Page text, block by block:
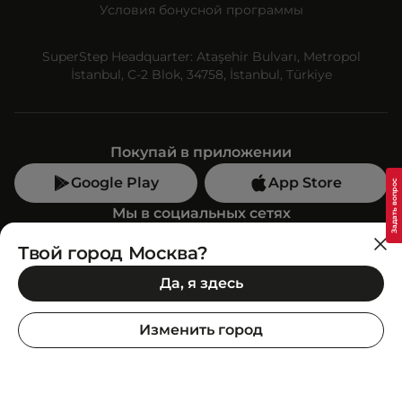
Условия бонусной программы
SuperStep Headquarter: Ataşehir Bulvarı, Metropol
İstanbul, C-2 Blok, 34758, İstanbul, Türkiye
Покупай в приложении
Google Play
App Store
Мы в социальных сетях
Позвони нам
+7 (499) 350-55-33
C 10:00 до 19:00
SuperStep-бот
Твой город Москва?
Да, я здесь
Изменить город